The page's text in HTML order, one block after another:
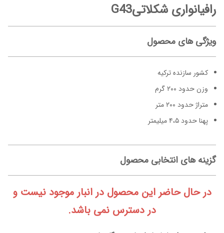
رافیانواری شکلاتیG43
ویژگی های محصول
کشور سازنده ترکیه
وزن حدود ۲۰۰ گرم
متراژ حدود ۲۰۰ متر
پهنا حدود ۴،۵ میلیمتر
گزینه های انتخابی محصول
در حال حاضر این محصول در انبار موجود نیست و
در دسترس نمی باشد.